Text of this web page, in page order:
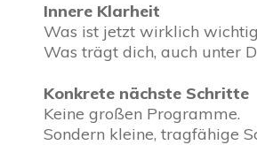
Innere Klarheit
Was ist jetzt wirklich
Was trägt dich, auch unter
Konkrete nächste Schritte
Keine großen Programme.
Sondern kleine, tragfähige